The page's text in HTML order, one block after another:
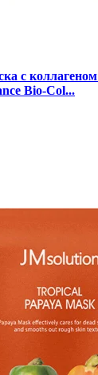
с
Bio-Col...